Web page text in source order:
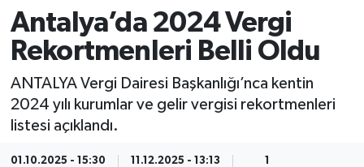
Antalya’da 2024 Vergi
Rekortmenleri Belli Oldu
ANTALYA Vergi Dairesi Başkanlığı’nca kentin
2024 yılı kurumlar ve gelir vergisi rekortmenleri
listesi açıklandı.
01.10.2025 - 15:30 11.12.2025 - 13:13 1
Dünya
Eğitim
Ekonomi
Trafik Durumu
Süper Lig Puan Durumu ve Fikstür
Tüm Manşetler